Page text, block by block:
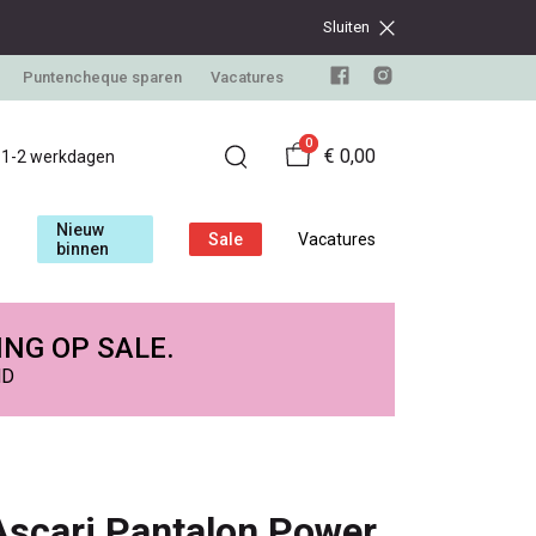
Sluiten
Puntencheque sparen Vacatures
2 werkdagen
0
€ 0,00
Nieuw
binnen
Sale Vacatures
OP SALE.